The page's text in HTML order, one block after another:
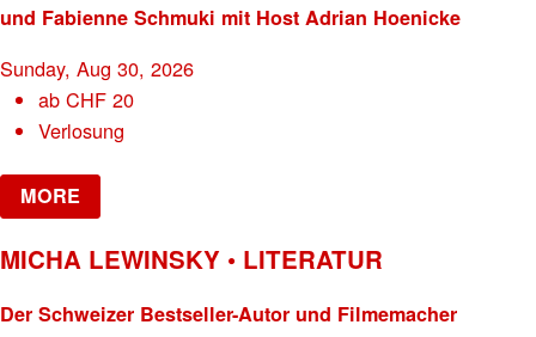
und Fabienne Schmuki mit Host Adrian Hoenicke
Sunday, Aug 30, 2026
abCHF 20
Verlosung
MORE
MICHA LEWINSKY • LITERATUR
Der Schweizer Bestseller-Autor und Filmemacher